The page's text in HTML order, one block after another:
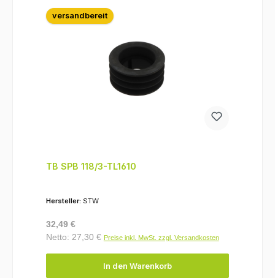
versandbereit
TB SPB 118/3-TL1610
Hersteller: STW
Regulärer Preis:
32,49 €
Netto: 27,30 € Preise inkl. MwSt. zzgl. Versandkosten
In den Warenkorb